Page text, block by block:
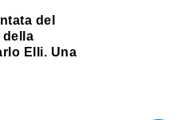
del
della
Elli. Una